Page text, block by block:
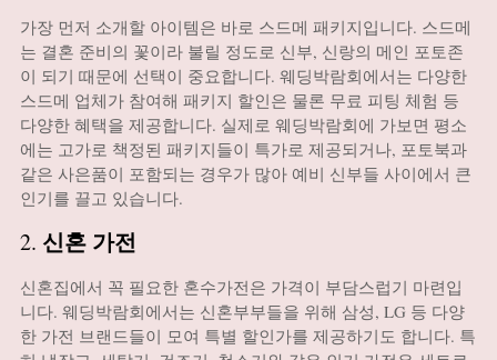
가장 먼저 소개할 아이템은 바로 스드메 패키지입니다. 스드메
는 결혼 준비의 꽃이라 불릴 정도로 신부, 신랑의 메인 포토존
이 되기 때문에 선택이 중요합니다. 웨딩박람회에서는 다양한
스드메 업체가 참여해 패키지 할인은 물론 무료 피팅 체험 등
다양한 혜택을 제공합니다. 실제로 웨딩박람회에 가보면 평소
에는 고가로 책정된 패키지들이 특가로 제공되거나, 포토북과
같은 사은품이 포함되는 경우가 많아 예비 신부들 사이에서 큰
인기를 끌고 있습니다.
2. 신혼 가전
신혼집에서 꼭 필요한 혼수가전은 가격이 부담스럽기 마련입
니다. 웨딩박람회에서는 신혼부부들을 위해 삼성, LG 등 다양
한 가전 브랜드들이 모여 특별 할인가를 제공하기도 합니다. 특